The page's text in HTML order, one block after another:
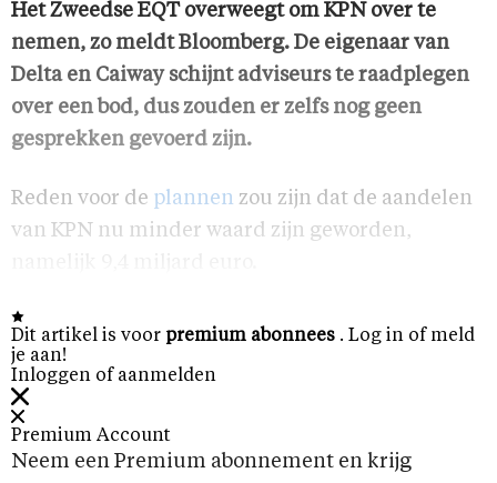
Het Zweedse EQT overweegt om KPN over te
nemen, zo meldt Bloomberg. De eigenaar van
Delta en Caiway schijnt adviseurs te raadplegen
over een bod, dus zouden er zelfs nog geen
gesprekken gevoerd zijn.
Reden voor de plannen zou zijn dat de aandelen
van KPN nu minder waard zijn geworden,
Dit artikel is voor premium abonnees . Log in of meld
je aan!
Inloggen of aanmelden
Premium Account
Neem een Premium abonnement en krijg